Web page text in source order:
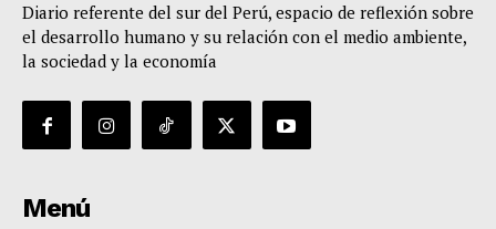
Diario referente del sur del Perú, espacio de reflexión sobre
el desarrollo humano y su relación con el medio ambiente,
la sociedad y la economía
Menú